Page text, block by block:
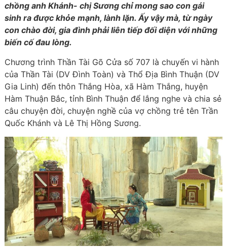
chồng anh Khánh- chị Sương chỉ mong sao con gái
sinh ra được khỏe mạnh, lành lặn. Ấy vậy mà, từ ngày
con chào đời, gia đình phải liên tiếp đối diện với những
biến cố đau lòng.
Chương trình Thần Tài Gõ Cửa số 707 là chuyến vi hành
của Thần Tài (DV Đình Toàn) và Thổ Địa Bình Thuận (DV
Gia Linh) đến thôn Thắng Hòa, xã Hàm Thắng, huyện
Hàm Thuận Bắc, tỉnh Bình Thuận để lắng nghe và chia sẻ
câu chuyện đời, chuyện nghề của vợ chồng trẻ tên Trần
Quốc Khánh và Lê Thị Hồng Sương.